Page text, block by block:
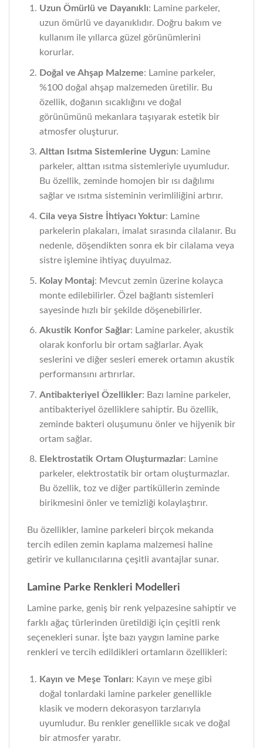
Uzun Ömürlü ve Dayanıklı: Lamine parkeler,
uzun ömürlü ve dayanıklıdır. Doğru bakım ve
kullanım ile yıllarca güzel görünümlerini
korurlar.
Doğal ve Ahşap Malzeme: Lamine parkeler,
%100 doğal ahşap malzemeden üretilir. Bu
özellik, doğanın sıcaklığını ve doğal
görünümünü mekanlara taşıyarak estetik bir
atmosfer oluşturur.
Alttan Isıtma Sistemlerine Uygun: Lamine
parkeler, alttan ısıtma sistemleriyle uyumludur.
Bu özellik, zeminde homojen bir ısı dağılımı
sağlar ve ısıtma sisteminin verimliliğini artırır.
Cila veya Sistre İhtiyacı Yoktur: Lamine
parkelerin plakaları, imalat sırasında cilalanır. Bu
nedenle, döşendikten sonra ek bir cilalama veya
sistre işlemine ihtiyaç duyulmaz.
Kolay Montaj: Mevcut zemin üzerine kolayca
monte edilebilirler. Özel bağlantı sistemleri
sayesinde hızlı bir şekilde döşenebilirler.
Akustik Konfor Sağlar: Lamine parkeler, akustik
olarak konforlu bir ortam sağlarlar. Ayak
seslerini ve diğer sesleri emerek ortamın akustik
performansını artırırlar.
Antibakteriyel Özellikler: Bazı lamine parkeler,
antibakteriyel özelliklere sahiptir. Bu özellik,
zeminde bakteri oluşumunu önler ve hijyenik bir
ortam sağlar.
Elektrostatik Ortam Oluşturmazlar: Lamine
parkeler, elektrostatik bir ortam oluşturmazlar.
Bu özellik, toz ve diğer partiküllerin zeminde
birikmesini önler ve temizliği kolaylaştırır.
Bu özellikler, lamine parkeleri birçok mekanda
tercih edilen zemin kaplama malzemesi haline
getirir ve kullanıcılarına çeşitli avantajlar sunar.
Lamine Parke Renkleri Modelleri
Lamine parke, geniş bir renk yelpazesine sahiptir ve
farklı ağaç türlerinden üretildiği için çeşitli renk
seçenekleri sunar. İşte bazı yaygın lamine parke
renkleri ve tercih edildikleri ortamların özellikleri:
Kayın ve Meşe Tonları: Kayın ve meşe gibi
doğal tonlardaki lamine parkeler genellikle
klasik ve modern dekorasyon tarzlarıyla
uyumludur. Bu renkler genellikle sıcak ve doğal
bir atmosfer yaratır.